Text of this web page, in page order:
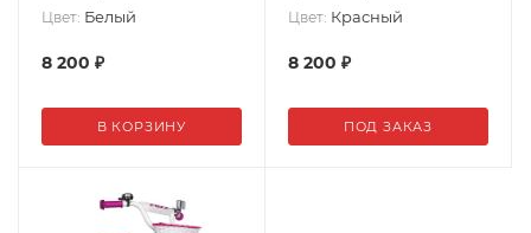
Цвет: Белый
8 200 ₽
В КОРЗИНУ
Цвет: Красный
8 200 ₽
ПОД ЗАКАЗ